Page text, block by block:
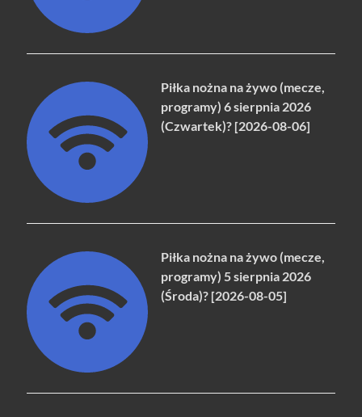
Piłka nożna na żywo (mecze,
programy) 6 sierpnia 2026
(Czwartek)? [2026-08-06]
Piłka nożna na żywo (mecze,
programy) 5 sierpnia 2026
(Środa)? [2026-08-05]